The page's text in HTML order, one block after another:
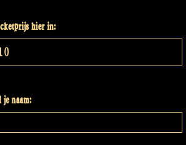
hier in:
je naam: